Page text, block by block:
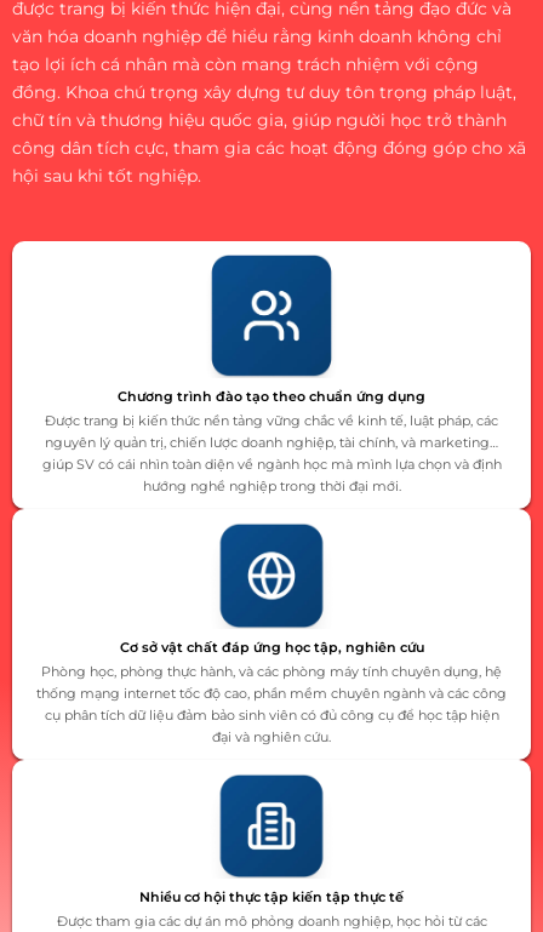
được trang bị kiến thức hiện đại, cùng nền tảng đạo đức và
văn hóa doanh nghiệp để hiểu rằng kinh doanh không chỉ
tạo lợi ích cá nhân mà còn mang trách nhiệm với cộng
đồng. Khoa chú trọng xây dựng tư duy tôn trọng pháp luật,
chữ tín và thương hiệu quốc gia, giúp người học trở thành
công dân tích cực, tham gia các hoạt động đóng góp cho xã
hội sau khi tốt nghiệp.
Chương trình đào tạo theo chuẩn ứng dụng
Được trang bị kiến thức nền tảng vững chắc về kinh tế, luật pháp, các
nguyên lý quản trị, chiến lược doanh nghiệp, tài chính, và marketing…
giúp SV có cái nhìn toàn diện về ngành học mà mình lựa chọn và định
hướng nghề nghiệp trong thời đại mới.
Cơ sở vật chất đáp ứng học tập, nghiên cứu
Phòng học, phòng thực hành, và các phòng máy tính chuyên dụng, hệ
thống mạng internet tốc độ cao, phần mềm chuyên ngành và các công
cụ phân tích dữ liệu đảm bảo sinh viên có đủ công cụ để học tập hiện
đại và nghiên cứu.
Nhiều cơ hội thực tập kiến tập thực tế
Được tham gia các dự án mô phỏng doanh nghiệp, học hỏi từ các